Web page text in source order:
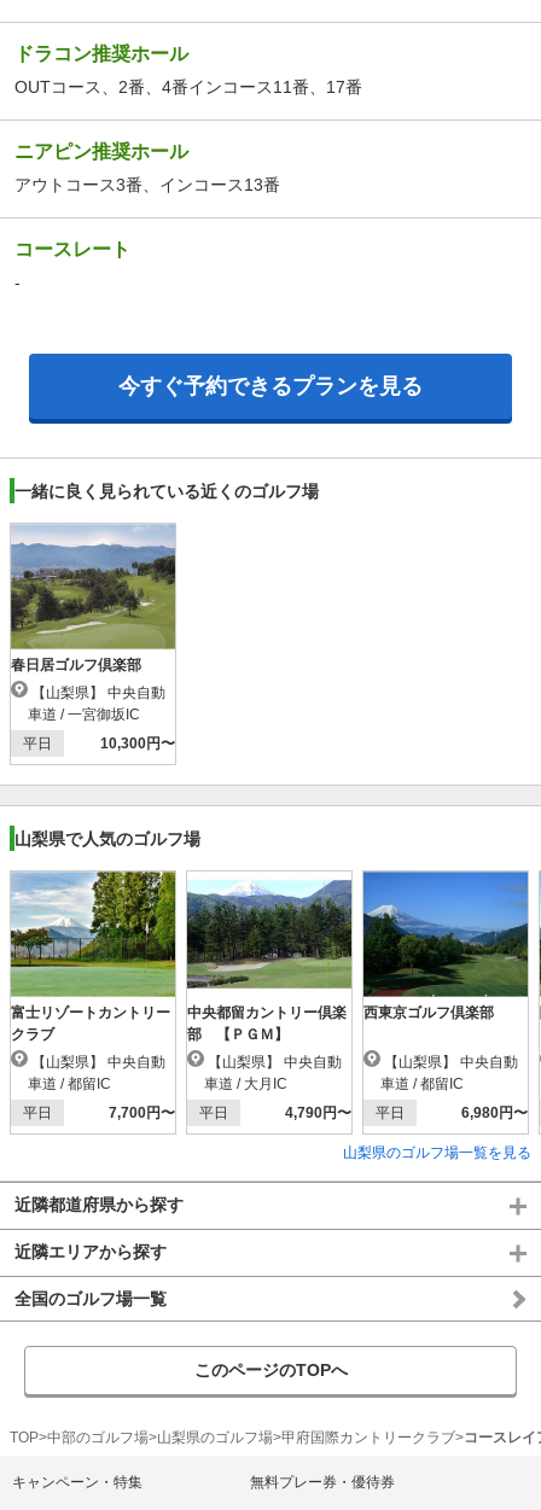
ドラコン推奨ホール
OUTコース、2番、4番インコース11番、17番
ニアピン推奨ホール
アウトコース3番、インコース13番
コースレート
-
今すぐ予約できるプランを見る
一緒に良く見られている近くのゴルフ場
春日居ゴルフ倶楽部
車道 / 一宮御坂IC
平日
10,300円〜
山梨県で人気のゴルフ場
富士リゾートカントリー
クラブ
車道 / 都留IC
平日
7,700円〜
中央都留カントリー倶楽
部 【ＰＧＭ】
車道 / 大月IC
平日
4,790円〜
西東京ゴルフ倶楽部
車道 / 都留IC
平日
6,980円〜
山梨県のゴルフ場一覧を見る
近隣都道府県から探す
近隣エリアから探す
全国のゴルフ場一覧
このページのTOPへ
TOP 中部のゴルフ場 山梨県のゴルフ場 甲府国際カントリークラブ コースレイ
キャンペーン・特集 無料プレー券・優待券